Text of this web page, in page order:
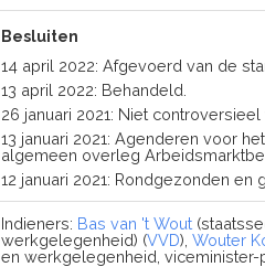
Besluiten
14 april 2022: Afgevoerd van de
13 april 2022: Behandeld.
26 januari 2021: Niet controversieel
13 januari 2021: Agenderen voor
algemeen overleg
12 januari 2021: Rondgezonden en
Indieners: Bas van 't Wout
werkgelegenheid) (VVD), Wouter
en werkgelegenheid, viceminister-